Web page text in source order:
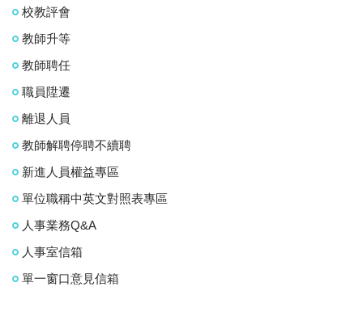
校教評會
教師升等
教師聘任
職員陞遷
離退人員
教師解聘停聘不續聘
新進人員權益專區
單位職稱中英文對照表專區
人事業務Q&A
人事室信箱
單一窗口意見信箱